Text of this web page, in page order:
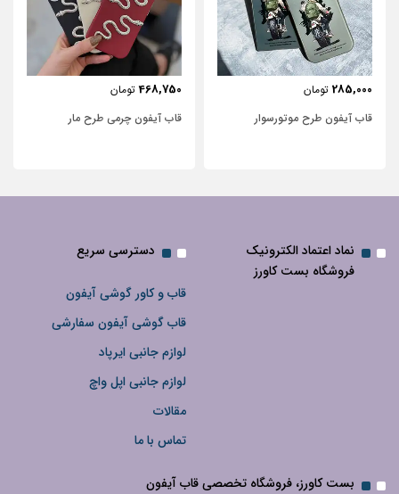
468,750 تومان
قاب آیفون چرمی طرح مار
443,750 تومان
قاب آیفون شفاف با پاپیون سفید و
نماد اعتماد الکترونیک
فروشگاه بست کاورز
دسترسی سریع
قاب و کاور گوشی آیفون
قاب گوشی آیفون سفارشی
لوازم جانبی ایرپاد
لوازم جانبی اپل واچ
مقالات
تماس با ما
بست کاورز، فروشگاه تخصصی قاب آیفون